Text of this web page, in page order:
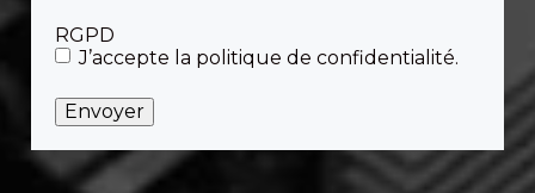
RGPD
J’accepte la politique de confidentialité.